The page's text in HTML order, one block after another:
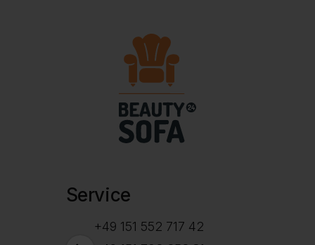
Service
+49 151 552 717 42